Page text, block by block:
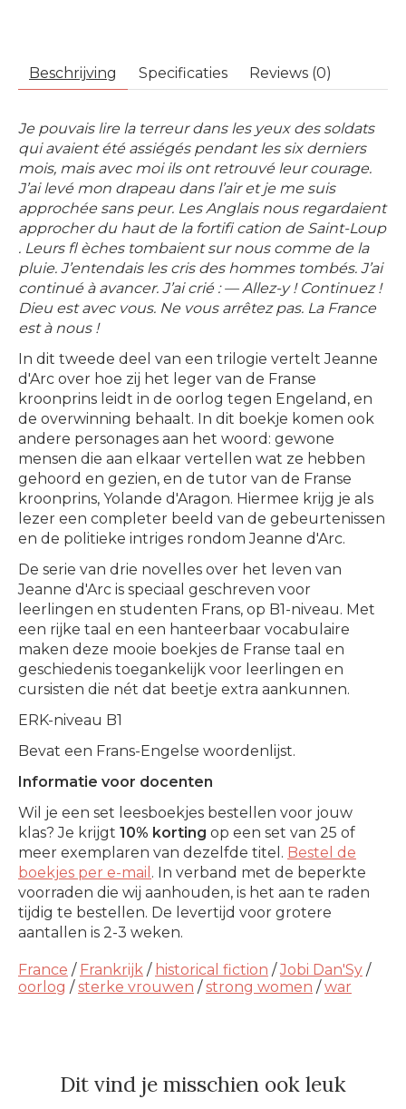
Beschrijving Specificaties Reviews (0)
Je pouvais lire la terreur dans les yeux des soldats
qui avaient été assiégés pendant les six derniers
mois, mais avec moi ils ont retrouvé leur courage.
J’ai levé mon drapeau dans l’air et je me suis
approchée sans peur. Les Anglais nous regardaient
approcher du haut de la fortifi cation de Saint-Loup
. Leurs fl èches tombaient sur nous comme de la
pluie. J’entendais les cris des hommes tombés. J’ai
continué à avancer. J’ai crié : — Allez-y ! Continuez !
Dieu est avec vous. Ne vous arrêtez pas. La France
est à nous !
In dit tweede deel van een trilogie vertelt Jeanne
d'Arc over hoe zij het leger van de Franse
kroonprins leidt in de oorlog tegen Engeland, en
de overwinning behaalt. In dit boekje komen ook
andere personages aan het woord: gewone
mensen die aan elkaar vertellen wat ze hebben
gehoord en gezien, en de tutor van de Franse
kroonprins, Yolande d'Aragon. Hiermee krijg je als
lezer een completer beeld van de gebeurtenissen
en de politieke intriges rondom Jeanne d'Arc.
De serie van drie novelles over het leven van
Jeanne d'Arc is speciaal geschreven voor
leerlingen en studenten Frans, op B1-niveau. Met
een rijke taal en een hanteerbaar vocabulaire
maken deze mooie boekjes de Franse taal en
geschiedenis toegankelijk voor leerlingen en
cursisten die nét dat beetje extra aankunnen.
ERK-niveau B1
Bevat een Frans-Engelse woordenlijst.
Informatie voor docenten
Wil je een set leesboekjes bestellen voor jouw
klas? Je krijgt 10% korting op een set van 25 of
meer exemplaren van dezelfde titel. Bestel de
boekjes per e-mail . In verband met de beperkte
voorraden die wij aanhouden, is het aan te raden
tijdig te bestellen. De levertijd voor grotere
aantallen is 2-3 weken.
France / Frankrijk / historical fiction /Jobi Dan'Sy /
oorlog /sterke vrouwen /strong women /war
Dit vind je misschien ook leuk